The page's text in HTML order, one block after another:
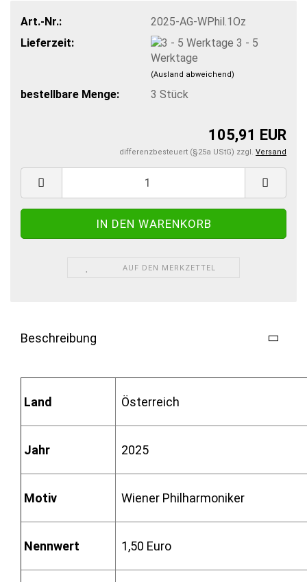
Art.-Nr.:
2025-AG-WPhil.1Oz
Lieferzeit:
3 - 5
Werktage
(Ausland abweichend)
bestellbare Menge: 3 Stück
105,91 EUR
differenzbesteuert (§25a UStG) zzgl. Versand
AUF DEN MERKZETTEL
Beschreibung
Land Österreich
Jahr 2025
Motiv Wiener Philharmoniker
Nennwert 1,50 Euro